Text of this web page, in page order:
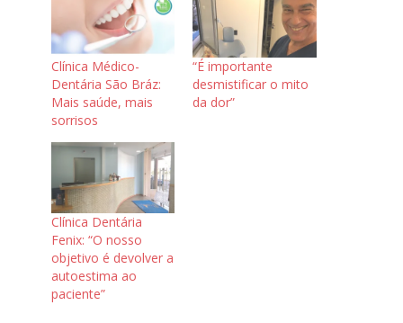
Clínica Médico-
Dentária São Bráz:
Mais saúde, mais
sorrisos
“É importante
desmistificar o mito
da dor”
Clínica Dentária
Fenix: “O nosso
objetivo é devolver a
autoestima ao
paciente”